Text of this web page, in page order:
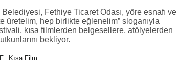
Fethiye Ticaret Odası, yöre esnafı ve
üretelim, hep birlikte eğlenelim” sloganıyla
kısa filmlerden belgesellere, atölyelerden
bekliyor.
Kısa Film